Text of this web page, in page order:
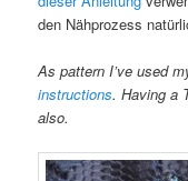
den Nähprozess
As pattern I’ve used
instructions. Having a
also.